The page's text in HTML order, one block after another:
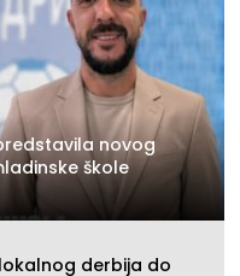
novog
škole
derbija do